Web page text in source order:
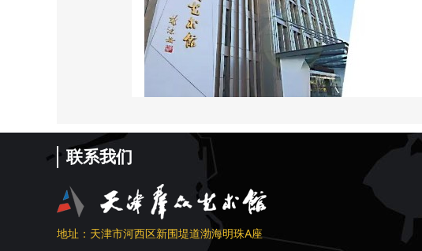
联系我们
地址：天津市河西区新围堤道渤海明珠A座